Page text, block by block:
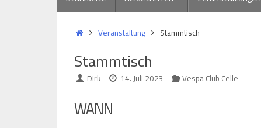
Inhalt
springen
StartVeranstaltung Stammtisch
Stammtisch
Dirk 14. Juli 2023 Vespa Club Celle
WANN